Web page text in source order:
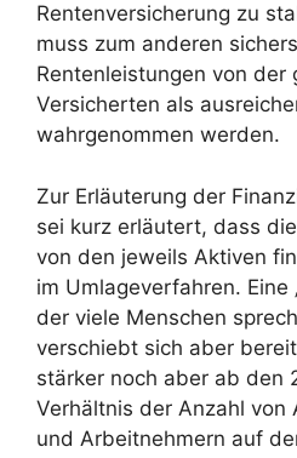
Rentenversicherung zu
muss zum anderen
Rentenleistungen von der
Versicherten als
wahrgenommen werden.
Zur Erläuterung der
sei kurz erläutert, dass
von den jeweils Aktiven
im Umlageverfahren. Eine
der viele Menschen
verschiebt sich aber
stärker noch aber ab den
Verhältnis der Anzahl von
und Arbeitnehmern auf